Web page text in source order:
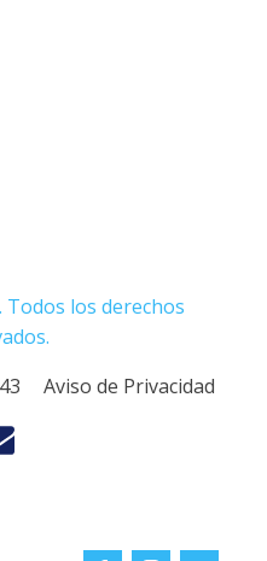
Todos los derechos
Aviso de Privacidad